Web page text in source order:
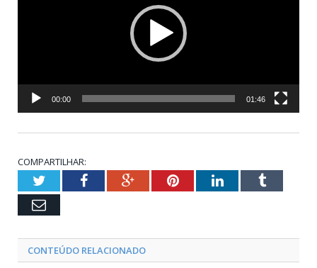
00:00 01:46
COMPARTILHAR:
TwitterFacebookGoogle+PinterestLinkedInTumblr
Email
CONTEÚDO RELACIONADO